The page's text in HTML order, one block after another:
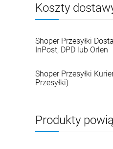
Koszty
Cena nie zawiera
Shoper Przesyłki
InPost, DPD lub Orlen
Shoper Przesyłki
Przesyłki)
Produkty